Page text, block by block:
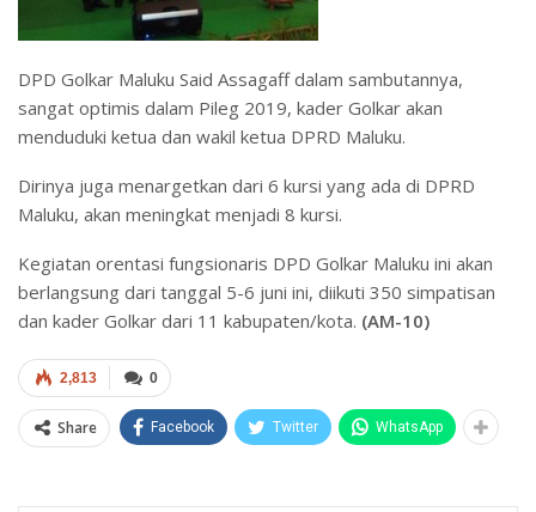
DPD Golkar Maluku Said Assagaff dalam sambutannya,
sangat optimis dalam Pileg 2019, kader Golkar akan
menduduki ketua dan wakil ketua DPRD Maluku.
Dirinya juga menargetkan dari 6 kursi yang ada di DPRD
Maluku, akan meningkat menjadi 8 kursi.
Kegiatan orentasi fungsionaris DPD Golkar Maluku ini akan
berlangsung dari tanggal 5-6 juni ini, diikuti 350 simpatisan
dan kader Golkar dari 11 kabupaten/kota. (AM-10)
0
2,813
Share Facebook Twitter WhatsApp